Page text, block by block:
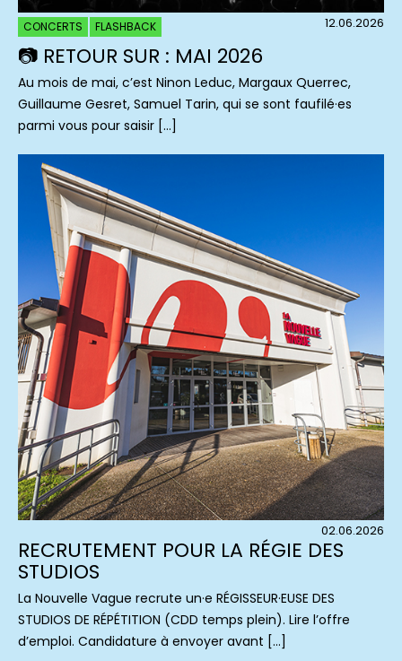
CONCERTS FLASHBACK 12.06.2026
📷 RETOUR SUR : MAI 2026
Au mois de mai, c’est Ninon Leduc, Margaux Querrec,
Guillaume Gesret, Samuel Tarin, qui se sont faufilé·es
parmi vous pour saisir […]
02.06.2026
RECRUTEMENT POUR LA RÉGIE DES
STUDIOS
La Nouvelle Vague recrute un·e RÉGISSEUR·EUSE DES
STUDIOS DE RÉPÉTITION (CDD temps plein). Lire l’offre
d’emploi. Candidature à envoyer avant […]